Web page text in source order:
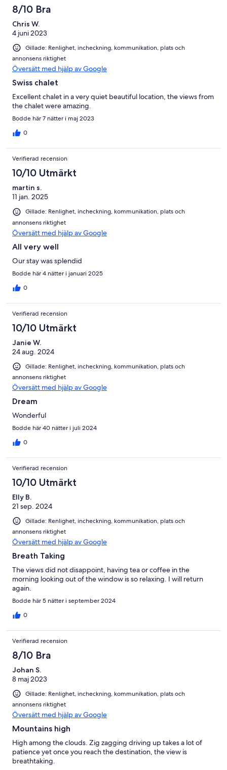
8/10 Bra
Chris W.
4 juni 2023
Gillade: Renlighet, incheckning, kommunikation, plats och
annonsens riktighet
Översätt med hjälp av Google
Swiss chalet
Excellent chalet in a very quiet beautiful location, the views from
the chalet were amazing.
Bodde här 7 nätter i maj 2023
0
Verifierad recension
10/10 Utmärkt
martin s.
11 jan. 2025
Gillade: Renlighet, incheckning, kommunikation, plats och
annonsens riktighet
Översätt med hjälp av Google
All very well
Our stay was splendid
Bodde här 4 nätter i januari 2025
0
Verifierad recension
10/10 Utmärkt
Janie W.
24 aug. 2024
Gillade: Renlighet, incheckning, kommunikation, plats och
annonsens riktighet
Översätt med hjälp av Google
Dream
Wonderful
Bodde här 40 nätter i juli 2024
0
Verifierad recension
10/10 Utmärkt
Elly B.
21 sep. 2024
Gillade: Renlighet, incheckning, kommunikation, plats och
annonsens riktighet
Översätt med hjälp av Google
Breath Taking
The views did not disappoint, having tea or coffee in the
morning looking out of the window is so relaxing. I will return
again.
Bodde här 5 nätter i september 2024
0
Verifierad recension
8/10 Bra
Johan S.
8 maj 2023
Gillade: Renlighet, incheckning, kommunikation, plats och
annonsens riktighet
Översätt med hjälp av Google
Mountains high
High among the clouds. Zig zagging driving up takes a lot of
patience yet once you reach the destination, the view is
breathtaking.